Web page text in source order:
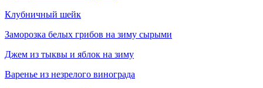
Клубничный шейк
Заморозка белых грибов на зиму сырыми
Джем из тыквы и яблок на зиму
Варенье из незрелого винограда